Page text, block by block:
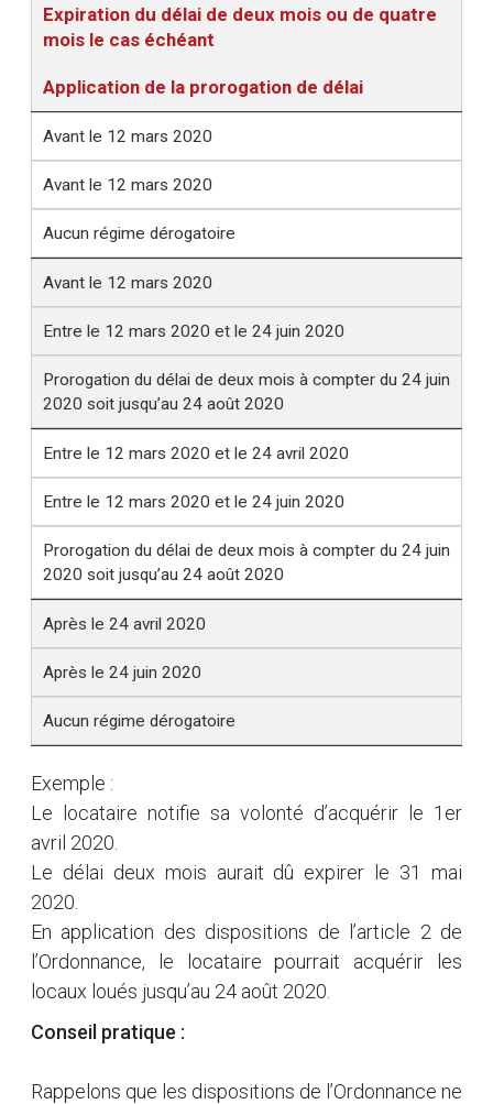
Expiration du délai de deux mois ou de quatre
mois le cas échéant
Application de la prorogation de délai
Avant le 12 mars 2020
Avant le 12 mars 2020
Aucun régime dérogatoire
Avant le 12 mars 2020
Entre le 12 mars 2020 et le 24 juin 2020
Prorogation du délai de deux mois à compter du 24 juin
2020 soit jusqu’au 24 août 2020
Entre le 12 mars 2020 et le 24 avril 2020
Entre le 12 mars 2020 et le 24 juin 2020
Prorogation du délai de deux mois à compter du 24 juin
2020 soit jusqu’au 24 août 2020
Après le 24 avril 2020
Après le 24 juin 2020
Aucun régime dérogatoire
Exemple :
Le locataire notifie sa volonté d’acquérir le 1er
avril 2020.
Le délai deux mois aurait dû expirer le 31 mai
2020.
En application des dispositions de l’article 2 de
l’Ordonnance, le locataire pourrait acquérir les
locaux loués jusqu’au 24 août 2020.
Conseil pratique :
Rappelons que les dispositions de l’Ordonnance ne